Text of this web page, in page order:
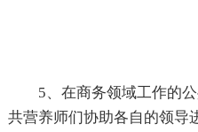
5、在商务领域工作的
共营养师们协助各自的领导